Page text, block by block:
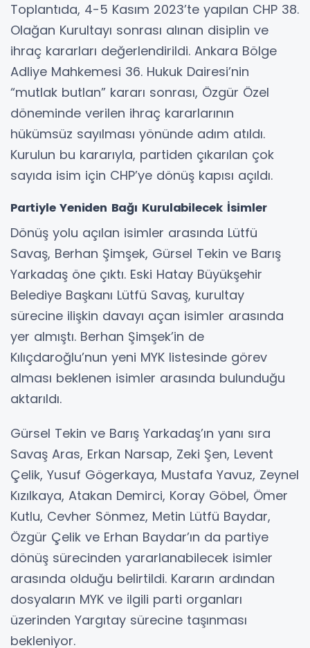
Toplantıda, 4-5 Kasım 2023’te yapılan CHP 38.
Olağan Kurultayı sonrası alınan disiplin ve
ihraç kararları değerlendirildi. Ankara Bölge
Adliye Mahkemesi 36. Hukuk Dairesi’nin
“mutlak butlan” kararı sonrası, Özgür Özel
döneminde verilen ihraç kararlarının
hükümsüz sayılması yönünde adım atıldı.
Kurulun bu kararıyla, partiden çıkarılan çok
sayıda isim için CHP’ye dönüş kapısı açıldı.
Partiyle Yeniden Bağı Kurulabilecek İsimler
Dönüş yolu açılan isimler arasında Lütfü
Savaş, Berhan Şimşek, Gürsel Tekin ve Barış
Yarkadaş öne çıktı. Eski Hatay Büyükşehir
Belediye Başkanı Lütfü Savaş, kurultay
sürecine ilişkin davayı açan isimler arasında
yer almıştı. Berhan Şimşek’in de
Kılıçdaroğlu’nun yeni MYK listesinde görev
alması beklenen isimler arasında bulunduğu
aktarıldı.
Gürsel Tekin ve Barış Yarkadaş’ın yanı sıra
Savaş Aras, Erkan Narsap, Zeki Şen, Levent
Çelik, Yusuf Gögerkaya, Mustafa Yavuz, Zeynel
Kızılkaya, Atakan Demirci, Koray Göbel, Ömer
Kutlu, Cevher Sönmez, Metin Lütfü Baydar,
Özgür Çelik ve Erhan Baydar’ın da partiye
dönüş sürecinden yararlanabilecek isimler
arasında olduğu belirtildi. Kararın ardından
dosyaların MYK ve ilgili parti organları
üzerinden Yargıtay sürecine taşınması
bekleniyor.